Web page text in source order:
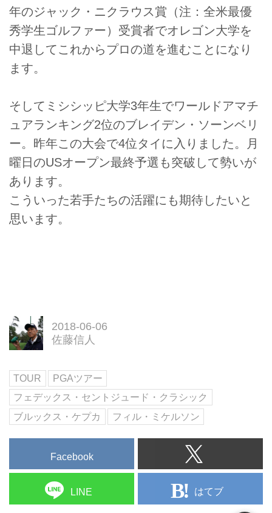
年のジャック・ニクラウス賞（注：全米最優
秀学生ゴルファー）受賞者でオレゴン大学を
中退してこれからプロの道を進むことになり
ます。
そしてミシシッピ大学3年生でワールドアマチ
ュアランキング2位のブレイデン・ソーンベリ
ー。昨年この大会で4位タイに入りました。月
曜日のUSオープン最終予選も突破して勢いが
あります。
こういった若手たちの活躍にも期待したいと
思います。
2018-06-06
佐藤信人
TOUR
PGAツアー
フェデックス・セントジュード・クラシック
ブルックス・ケプカ
フィル・ミケルソン
Facebook
LINE はてブ